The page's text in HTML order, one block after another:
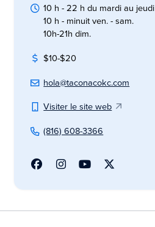
10 h - 22 h du mardi au jeudi
10 h - minuit ven. - sam.
10h-21h dim.
$10-$20
hola@taconacokc.com
Visiter le site web
(816) 608-3366